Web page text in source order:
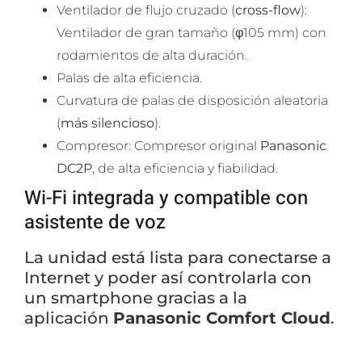
Empieza a escribir para ver resultados.
Ver todos los resultados
Ventilador de flujo cruzado (cross-flow):
Ventilador de gran tamaño (φ105 mm) con
rodamientos de alta duración.
Palas de alta eficiencia.
Curvatura de palas de disposición aleatoria
(más silencioso).
Compresor: Compresor original Panasonic
DC2P, de alta eficiencia y fiabilidad.
Wi-Fi integrada y compatible con
asistente de voz
La unidad está lista para conectarse a
Internet y poder así controlarla con
un smartphone gracias a la
aplicación Panasonic Comfort Cloud.